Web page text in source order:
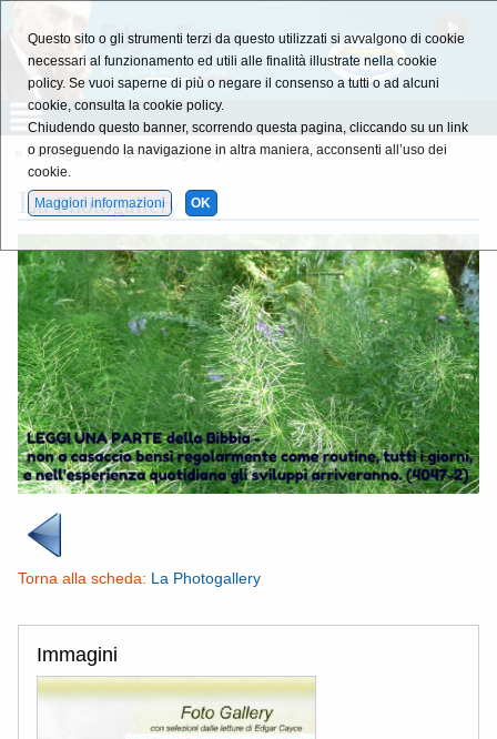
Photogallery » La Photogallery
La Photogallery
Torna alla scheda: La Photogallery
Immagini
Questo sito o gli strumenti terzi da questo utilizzati si avvalgono di cookie
necessari al funzionamento ed utili alle finalità illustrate nella cookie
policy. Se vuoi saperne di più o negare il consenso a tutti o ad alcuni
cookie, consulta la cookie policy.
Chiudendo questo banner, scorrendo questa pagina, cliccando su un link
o proseguendo la navigazione in altra maniera, acconsenti all’uso dei
cookie.
Maggiori informazioni
OK